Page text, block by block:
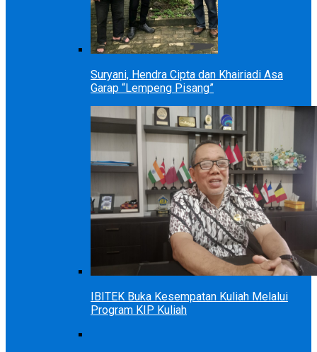
Suryani, Hendra Cipta dan Khairiadi Asa
Garap “Lempeng Pisang”
IBITEK Buka Kesempatan Kuliah Melalui
Program KIP Kuliah